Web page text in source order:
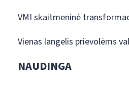
VMI skaitmeninė
Vienas langelis prievolėms
NAUDINGA